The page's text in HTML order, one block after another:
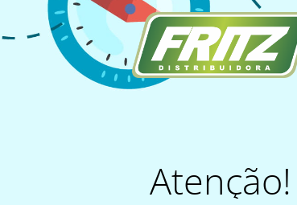
Atenção!